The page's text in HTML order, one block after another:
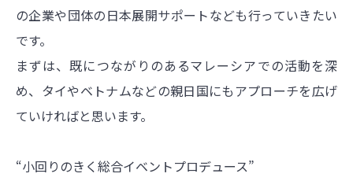
の企業や団体の日本展開サポートなども行っていきたい
です。
まずは、既につながりのあるマレーシアでの活動を深
め、タイやベトナムなどの親日国にもアプローチを広げ
ていければと思います。
“小回りのきく総合イベントプロデュース”